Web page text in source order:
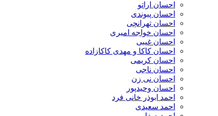
احسان اراتو
احسان پیوندی
احسان تهرانچی
احسان خواجه امیری
احسان غیبی
احسان کاکا و مهدی کاکازاده
احسان کریمی
احسان ناجی
احسان نی زن
احسان وحیدپور
احمد ابوذر خانی فرد
احمد سعیدی